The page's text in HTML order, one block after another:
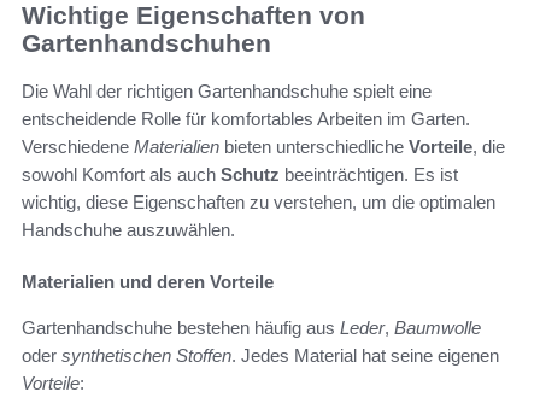
Wichtige Eigenschaften von
Gartenhandschuhen
Die Wahl der richtigen Gartenhandschuhe spielt eine
entscheidende Rolle für komfortables Arbeiten im Garten.
Verschiedene Materialien bieten unterschiedliche Vorteile, die
sowohl Komfort als auch Schutz beeinträchtigen. Es ist
wichtig, diese Eigenschaften zu verstehen, um die optimalen
Handschuhe auszuwählen.
Materialien und deren Vorteile
Gartenhandschuhe bestehen häufig aus Leder, Baumwolle
oder synthetischen Stoffen. Jedes Material hat seine eigenen
Vorteile: